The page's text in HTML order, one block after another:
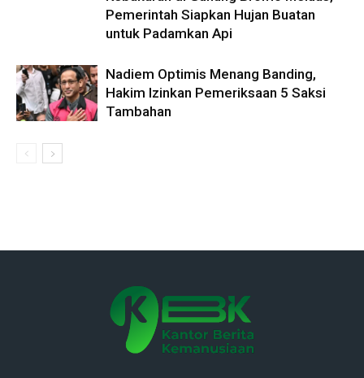
Pemerintah Siapkan Hujan Buatan
untuk Padamkan Api
Nadiem Optimis Menang Banding,
Hakim Izinkan Pemeriksaan 5 Saksi
Tambahan